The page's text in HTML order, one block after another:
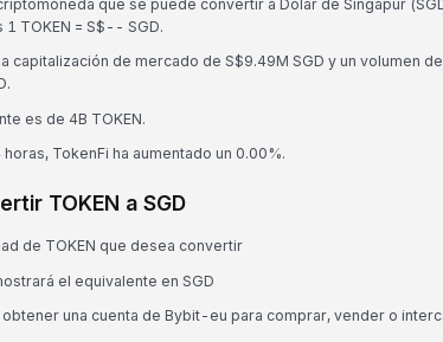
que se puede convertir a Dolar de Singapur
1 TOKEN = S$-- SGD.
capitalización de mercado de S$9.49M SGD y un volumen
es de 4B TOKEN.
horas, TokenFi ha aumentado un 0.00%.
TOKEN a SGD
de TOKEN que desea convertir
el equivalente en SGD
una cuenta de Bybit-eu para comprar, vender o